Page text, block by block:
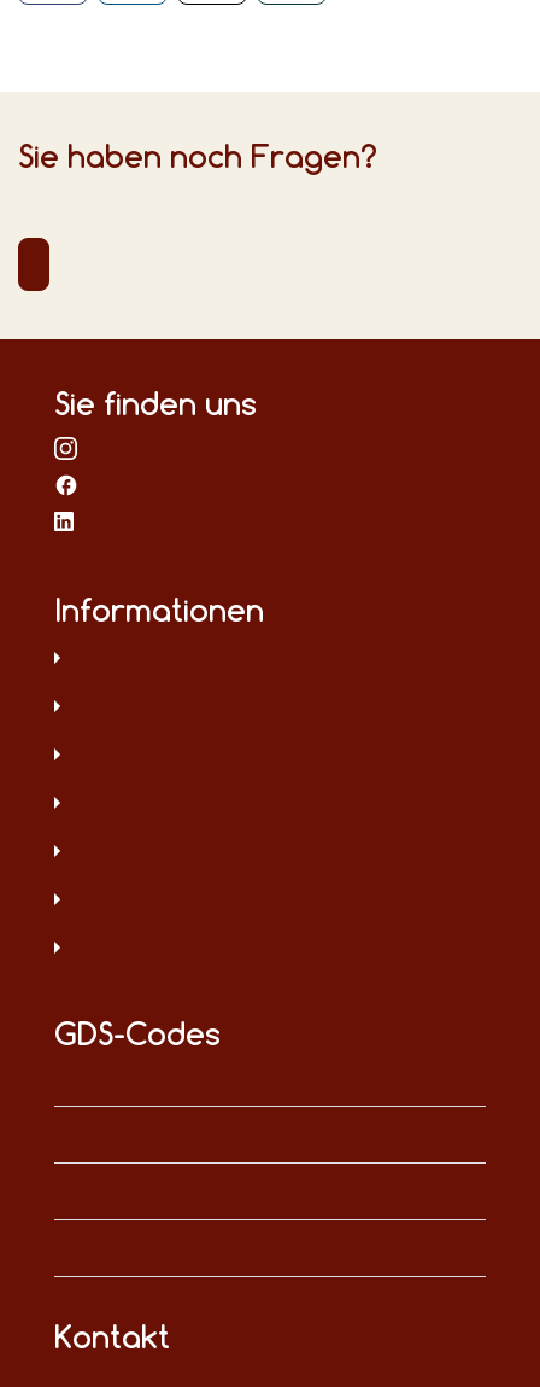
Sie haben noch Fragen?
Sie finden uns
Informationen
GDS-Codes
Kontakt